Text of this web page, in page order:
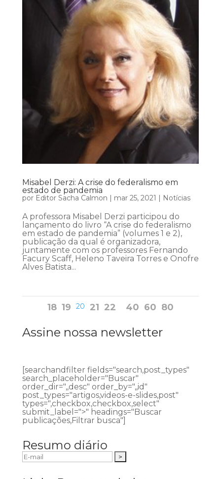
Misabel Derzi: A crise do federalismo em
estado de pandemia
por Editor Sacha Calmon | mar 25, 2021 | Notícias
A professora Misabel Derzi participou do
lançamento do livro “A crise do federalismo
em estado de pandemia” (volumes 1 e 2),
publicação da qual é organizadora,
juntamente com os professores Fernando
Facury Scaff, Heleno Taveira Torres e Onofre
Alves Batista...
18 19 20 21 22 40 60 80
Assine nossa newsletter
[searchandfilter fields="search,post_types"
search_placeholder="Buscar"
order_dir=",,desc" order_by=",,id"
post_types="artigos,videos-e-slides,post"
types=",checkbox,checkbox,select"
submit_label=">" headings="Buscar
publicações,Filtrar busca"]
Resumo diário